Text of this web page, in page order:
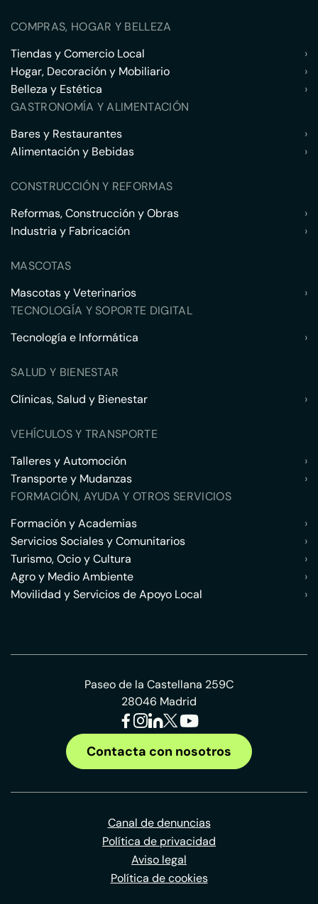
COMPRAS, HOGAR Y BELLEZA
Tiendas y Comercio Local
›
Hogar, Decoración y Mobiliario
›
Belleza y Estética
›
GASTRONOMÍA Y ALIMENTACIÓN
Bares y Restaurantes
›
Alimentación y Bebidas
›
CONSTRUCCIÓN Y REFORMAS
Reformas, Construcción y Obras
›
Industria y Fabricación
›
MASCOTAS
Mascotas y Veterinarios
›
TECNOLOGÍA Y SOPORTE DIGITAL
Tecnología e Informática
›
SALUD Y BIENESTAR
Clínicas, Salud y Bienestar
›
VEHÍCULOS Y TRANSPORTE
Talleres y Automoción
›
Transporte y Mudanzas
›
FORMACIÓN, AYUDA Y OTROS SERVICIOS
Formación y Academias
›
Servicios Sociales y Comunitarios
›
Turismo, Ocio y Cultura
›
Agro y Medio Ambiente
›
Movilidad y Servicios de Apoyo Local
›
Paseo de la Castellana 259C
28046 Madrid
Contacta con nosotros
Canal de denuncias
Política de privacidad
Aviso legal
Política de cookies